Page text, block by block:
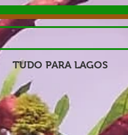
TUDO PARA LAGOS